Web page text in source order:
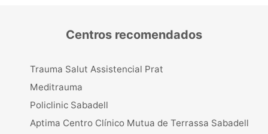
Centros recomendados
Trauma Salut Assistencial Prat
Meditrauma
Policlinic Sabadell
Aptima Centro Clínico Mutua de Terrassa Sabadell